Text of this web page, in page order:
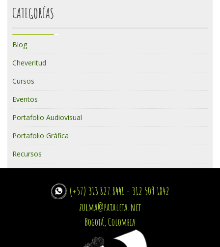
CATEGORÍAS
Blog
Cheveritud
Cursos
Eventos
Portafolio Audiovisual
Portafolio Gráfica
Recursos
(+57) 313 827 8441 - 312 509 1842
zulma@pataleta.net
Bogotá, Colombia